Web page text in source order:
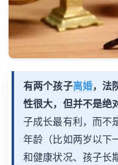
有两个孩子离婚，法
性很大，但并不是绝
子成长最有利，而不
年龄（比如两岁以下
和健康状况、孩子长